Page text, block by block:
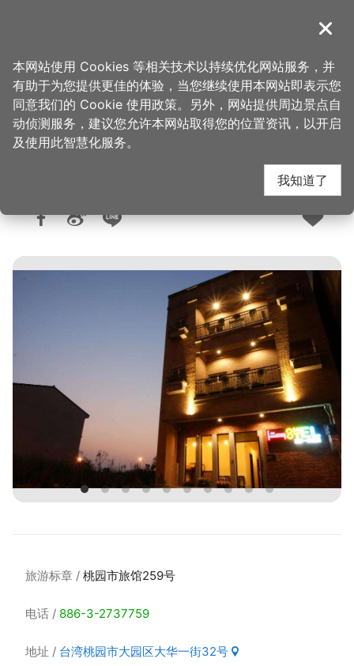
導覽
首页 > 想去的地方 > 住宿 > 旅馆与民宿
豆子一家轻旅
人气：1.3万
旅游标章 桃园市旅馆259号
电话 886-3-2737759
地址 台湾桃园市大园区大华一街32号
关闭
本网站使用 Cookies 等相关技术以持续优化网站服务，并
有助于为您提供更佳的体验，当您继续使用本网站即表示您
同意我们的 Cookie 使用政策。另外，网站提供周边景点自
动侦测服务，建议您允许本网站取得您的位置资讯，以开启
及使用此智慧化服务。
我知道了